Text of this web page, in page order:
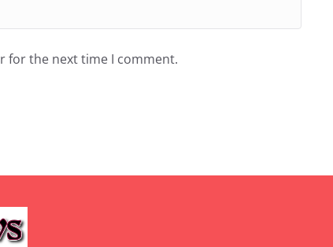
for the next time I comment.